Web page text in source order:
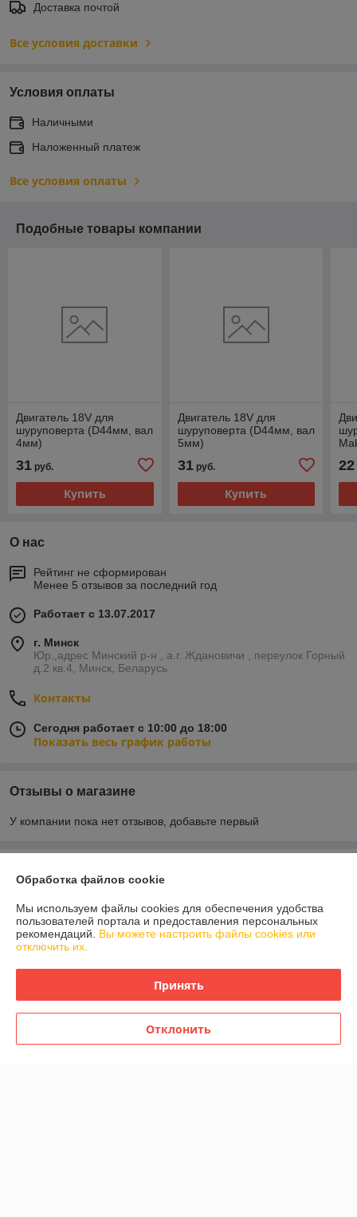
Доставка почтой
Все условия доставки
Условия оплаты
Наличными
Наложенный платеж
Все условия оплаты
Подобные товары компании
Двигатель 18V для
шуруповерта (D44мм, вал
4мм)
31 руб.
Купить
Двигатель 18V для
шуруповерта (D44мм, вал
5мм)
31руб.
Купить
22
О нас
Рейтинг не сформирован
Менее 5 отзывов за последний год
Работает с 13.07.2017
г. Минск
Юр.,адрес Минский р-н , а.г. Ждановичи , переулок Горный
д.2 кв.4, Минск, Беларусь
Контакты
Сегодня работает с 10:00 до 18:00
Показать весь график работы
Отзывы о магазине
У компании пока нет отзывов, добавьте первый
Контакты
Доставка и оплата
Полная версия сайта
Обработка файлов cookie
Мы используем файлы cookies для обеспечения удобства
пользователей портала и предоставления персональных
рекомендаций. Вы можете настроить файлы cookies или
отключить их.
Принять
Отклонить